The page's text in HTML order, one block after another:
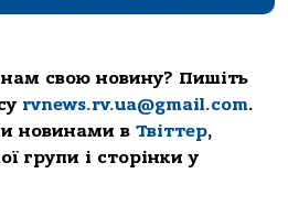
свою новину? Пишіть
rvnews.rv.ua@gmail.com.
новинами в Твіттер,
групи і сторінки у